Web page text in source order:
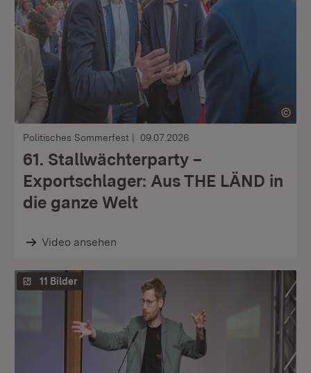
Politisches Sommerfest 09.07.2026
61. Stallwächterparty –
Exportschlager: Aus THE LÄND in
die ganze Welt
Video ansehen
11 Bilder